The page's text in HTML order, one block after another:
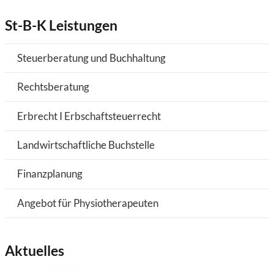
St-B-K Leistungen
Steuerberatung und Buchhaltung
Rechtsberatung
Erbrecht I Erbschaftsteuerrecht
Landwirtschaftliche Buchstelle
Finanzplanung
Angebot für Physiotherapeuten
Aktuelles